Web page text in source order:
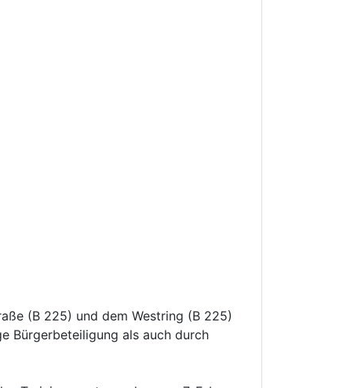
(B 225) und dem Westring (B 225)
Bürgerbeteiligung als auch durch